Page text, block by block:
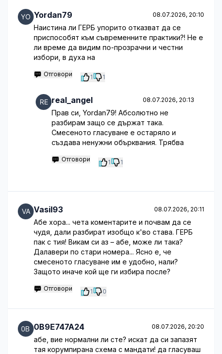
Yordan79 08.07.2026, 20:10
Наистина ли ГЕРБ упорито отказват да се
приспособят към съвременните практики?! Не е
ли време да видим по-прозрачни и честни
избори, в духа на
Отговори 1 1
real_angel 08.07.2026, 20:13
Прав си, Yordan79! Абсолютно не
разбирам защо се държат така.
Смесеното гласуване е остаряло и
създава ненужни обърквания. Трябва
Отговори 1 1
Vasil93 08.07.2026, 20:11
Абе хора... чета коментарите и почвам да се
чудя, дали разбират изобщо к'во става. ГЕРБ
пак с тия! Викам си аз – абе, може ли така?
Далавери по стари номера... Ясно е, че
смесеното гласуване им е удобно, нали?
Защото иначе кой ще ги избира после?
Отговори 1 0
0B9E747A24 08.07.2026, 20:20
абе, вие нормални ли сте? искат да си запазят
тая корумпирана схема с мандати! да гласуваш